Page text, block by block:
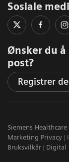
Sosiale
Ønsker du
post?
Registrer
Siemens
Marketing Privacy
Bruksvilkår
Digital